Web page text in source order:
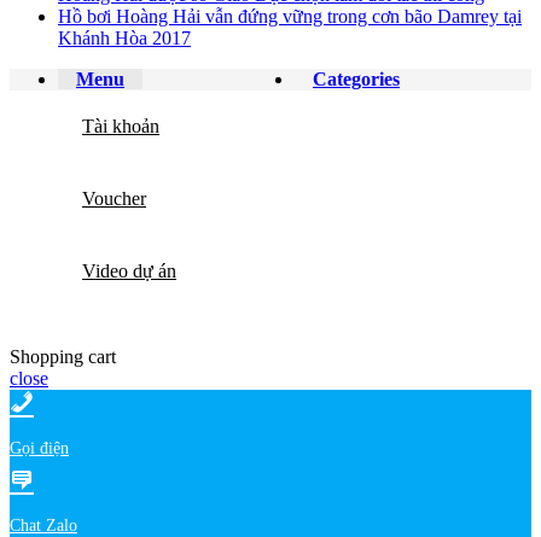
Hồ bơi Hoàng Hải vẫn đứng vững trong cơn bão Damrey tại
Khánh Hòa 2017
Menu
Categories
Tài khoản
Voucher
Video dự án
Shopping cart
close
Gọi điện
Chat Zalo